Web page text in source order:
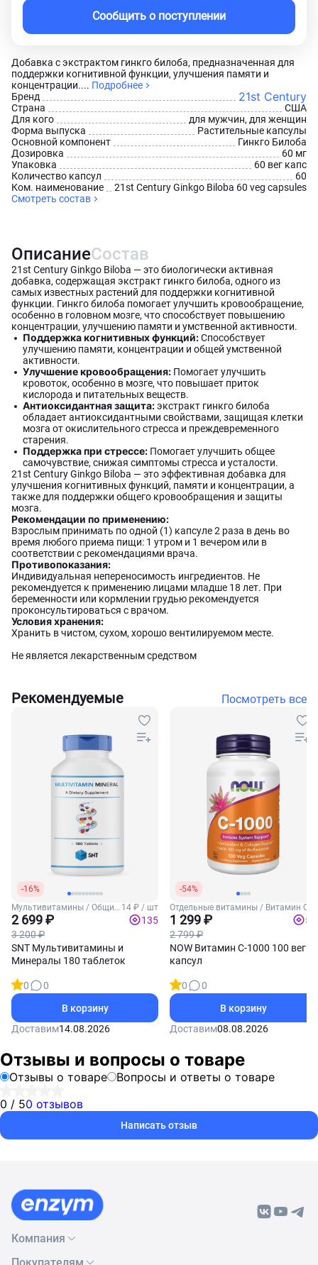
Добавка с экстрактом гинкго билоба, предназначенная для
поддержки когнитивной функции, улучшения памяти и
концентрации.... Подробнее
Бренд
21st Century
Страна
США
Для кого
для мужчин, для женщин
Форма выпуска
Растительные капсулы
Основной компонент
Гинкго Билоба
Дозировка
60 мг
Упаковка
60 вег капс
Количество капсул
60
Ком. наименование
21st Century Ginkgo Biloba 60 veg capsules
Смотреть состав
Сообщить о поступлении
ОписаниеСостав
21st Century Ginkgo Biloba — это биологически активная
добавка, содержащая экстракт гинкго билоба, одного из
самых известных растений для поддержки когнитивной
функции. Гинкго билоба помогает улучшить кровообращение,
особенно в головном мозге, что способствует повышению
концентрации, улучшению памяти и умственной активности.
Поддержка когнитивных функций:Способствует
улучшению памяти, концентрации и общей умственной
активности.
Улучшение кровообращения: Помогает улучшить
кровоток, особенно в мозге, что повышает приток
кислорода и питательных веществ.
Антиоксидантная защита:экстракт гинкго билоба
обладает антиоксидантными свойствами, защищая клетки
мозга от окислительного стресса и преждевременного
старения.
Поддержка при стрессе: Помогает улучшить общее
самочувствие, снижая симптомы стресса и усталости.
21st Century Ginkgo Biloba — это эффективная добавка для
улучшения когнитивных функций, памяти и концентрации, а
также для поддержки общего кровообращения и защиты
мозга.
Рекомендации по применению:
Взрослым принимать по одной (1) капсуле 2 раза в день во
время любого приема пищи: 1 утром и 1 вечером или в
соответствии с рекомендациями врача.
Противопоказания:
Индивидуальная непереносимость ингредиентов. Не
рекомендуется к применению лицами младше 18 лет. При
беременности или кормлении грудью рекомендуется
проконсультироваться с врачом.
Условия хранения:
Хранить в чистом, сухом, хорошо вентилируемом месте.
Не является лекарственным средством
Рекомендуемые Посмотреть все
-16%
Мультивитамины / Общие
витамины
14 ₽ / шт
2 699 ₽
3 200 ₽
135
SNT Мультивитамины и
Минералы 180 таблеток
0
0
В корзину
Доставим14.08.2026
-54%
Отдельные витамины / Витамин С
1 299 ₽
2 799 ₽
52
NOW Витамин С-1000 100 вег
капсул
0
0
В корзину
Доставим08.08.2026
Отзывы и вопросы о товаре
Отзывы о товаре
Вопросы и ответы о товаре
0 / 50 отзывов
Написать отзыв
Компания